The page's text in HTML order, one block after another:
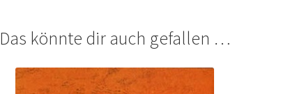
Das könnte dir auch gefallen …